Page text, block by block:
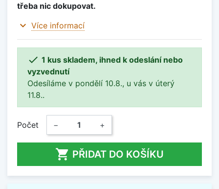
třeba nic dokupovat.
expand_more Více informací
 1 kus skladem, ihned k odeslání nebo
vyzvednutí
Odesíláme v pondělí 10.8., u vás v úterý
11.8..
Počet − +
 PŘIDAT DO KOŠÍKU